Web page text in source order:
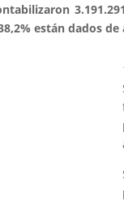
están dados